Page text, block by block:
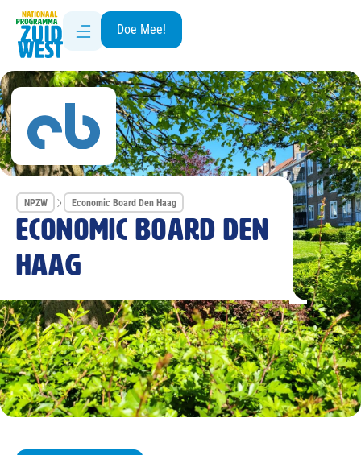
Doe Mee!
NPZW Economic Board Den Haag
Economic Board Den
Haag